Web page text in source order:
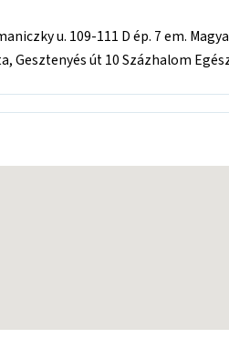
u. 109-111 D ép. 7 em.
Gesztenyés út 10 Százhalom